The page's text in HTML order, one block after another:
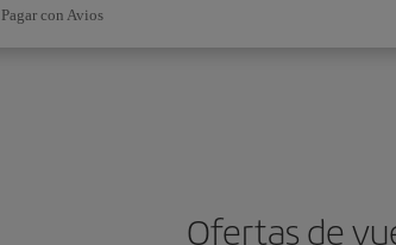
Pagar con Avios
Ofertas de